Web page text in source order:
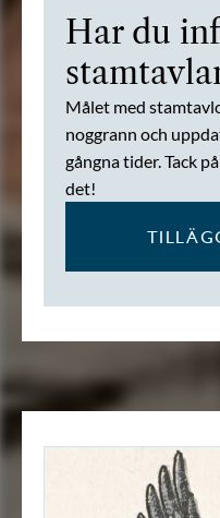
Har du
Målet med
noggrann och
gångna tider. Tack
det!